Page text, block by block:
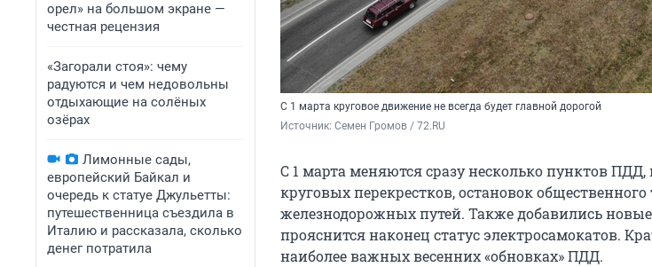
орел» на большом экране —
честная рецензия
«Загорали стоя»: чему
радуются и чем недовольны
отдыхающие на солёных
озёрах
Лимонные сады,
европейский Байкал и
очередь к статуе Джульетты:
путешественница съездила в
Италию и рассказала, сколько
денег потратила
C 1 марта круговое движение не всегда будет главной дорогой
Источник: Семен Громов / 72.RU
С 1 марта меняются сразу несколько пунктов
круговых перекрестков, остановок
железнодорожных путей. Также добавились
прояснится наконец статус электросамокатов.
наиболее важных весенних «обновках» ПДД.